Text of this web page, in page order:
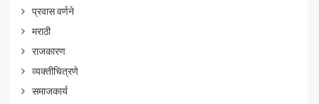
प्रवास वर्णने
मराठी
राजकारण
व्यक्तीचित्रणे
समाजकार्य